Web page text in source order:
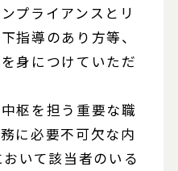
プライアンスとリ
指導のあり方等、
身につけていただ
枢を担う重要な職
に必要不可欠な内
いて該当者のいる